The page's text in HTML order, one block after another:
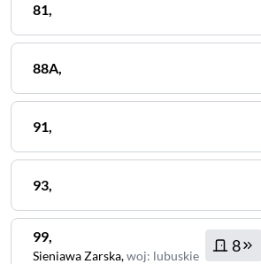
81,
88A,
91,
93,
99,
Sieniawa Zarska,woj: lubuskie
8